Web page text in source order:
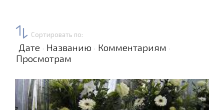
Сортировать по:
Дате · Названию · Комментариям ·
Просмотрам